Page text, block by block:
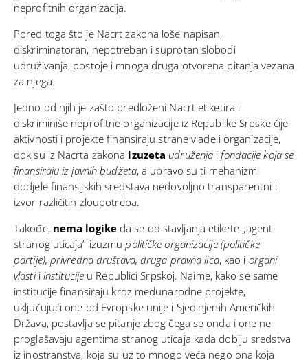
neprofitnih organizacija.
Pored toga što je Nacrt zakona loše napisan,
diskriminatoran, nepotreban i suprotan slobodi
udruživanja, postoje i mnoga druga otvorena pitanja vezana
za njega.
Jedno od njih je zašto predloženi Nacrt etiketira i
diskriminiše neprofitne organizacije iz Republike Srpske čije
aktivnosti i projekte finansiraju strane vlade i organizacije,
dok su iz Nacrta zakona izuzetaudruženja i fondacije koja se
finansiraju iz javnih budžeta, a upravo su ti mehanizmi
dodjele finansijskih sredstava nedovoljno transparentni i
izvor različitih zloupotreba.
Takođe, nema logikeda se od stavljanja etikete „agent
stranog uticaja” izuzmupolitičke organizacije (političke
partije), privredna društava, druga pravna lica, kao i organi
vlasti i institucije u Republici Srpskoj. Naime, kako se same
institucije finansiraju kroz međunarodne projekte,
uključujući one od Evropske unije i Sjedinjenih Američkih
Država, postavlja se pitanje zbog čega se onda i one ne
proglašavaju agentima stranog uticaja kada dobiju sredstva
iz inostranstva, koja su uz to mnogo veća nego ona koja